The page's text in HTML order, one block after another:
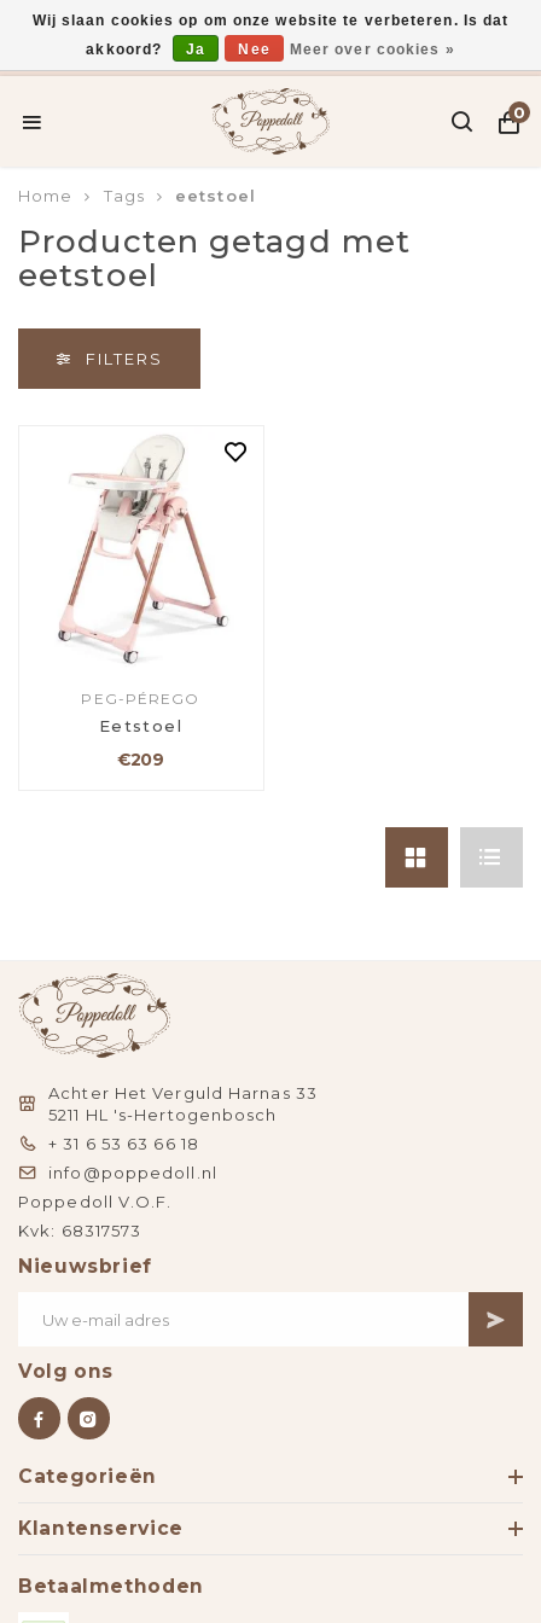
Voor 15:00 uur besteld, vandaag verzonden*
0
Home Tags eetstoel
Producten getagd met
eetstoel
FILTERS
PEG-PÉREGO
Eetstoel
€209
Achter Het Verguld Harnas 33
5211 HL 's-Hertogenbosch
+ 31 6 53 63 66 18
info@poppedoll.nl
Poppedoll V.O.F.
Kvk: 68317573
Nieuwsbrief
Volg ons
Categorieën
Klantenservice
Betaalmethoden
Wij slaan cookies op om onze website te verbeteren. Is dat
akkoord?
Ja Nee Meer over cookies »